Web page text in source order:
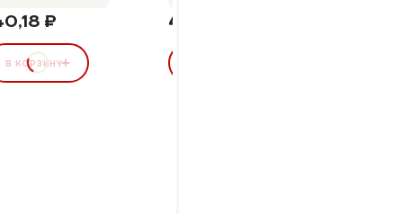
₽
В КОРЗИНУ
420,00 ₽